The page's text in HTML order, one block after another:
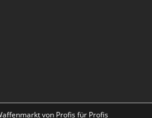
von Profis für Profis